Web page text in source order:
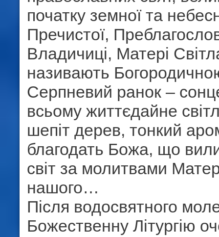
початку земної та
Пречистої,
Владичиці, Матері
називають
Серпневий ранок –
всьому життєдайне
шепіт дерев, тонкий
благодать Божа, що
світ за молитвами
нашого…
Після водосвятного
Божественну Літургію